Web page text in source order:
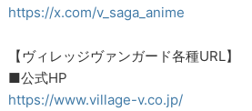
https://x.com/v_saga_anime
【ヴィレッジヴァンガード各種URL】
■公式HP
https://www.village-v.co.jp/